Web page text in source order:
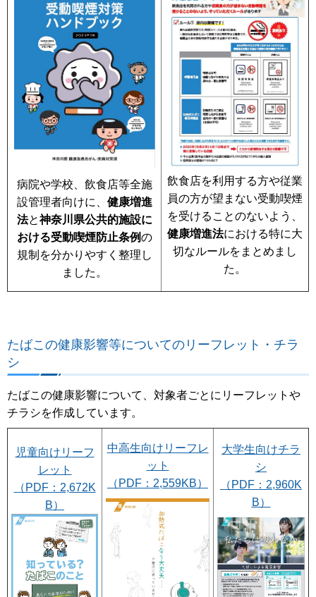
病院や学校、飲食店等全施
設管理者向けに、 健康増進
法と神奈川県公共的施設に
おける受動喫煙防止条例の
規制を分かりやすく整理し
ました。
飲食店を利用する方や従業
員の方が望まない受動喫煙
を受けることのないよう、
健康増進法における特に大
切なルールをまとめまし
た。
たばこの健康影響等についてのリーフレット・チラ
シ
たばこの健康影響について、対象者ごとにリーフレットや
チラシを作成しています。
児童向けリーフ
レット
（PDF：2,672K
B）
中高生向けリーフレ
ット
（PDF：2,559KB）
大学生向けチラ
シ
（PDF：2,960K
B）